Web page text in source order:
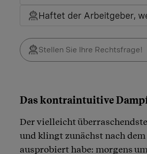
Haftet der Arbeitgeber,
Das kontraintuitive
Der vielleicht
und klingt zunächst nach
ausprobiert habe: morgens